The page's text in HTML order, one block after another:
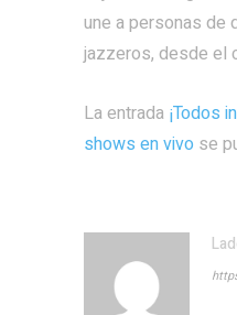
une a personas de
jazzeros, desde el
La entrada ¡Todos
shows en vivo se